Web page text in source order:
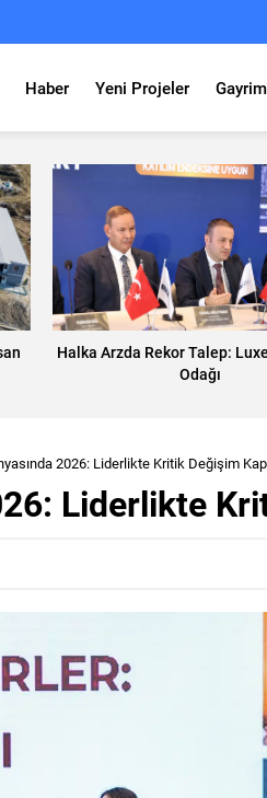
Haber Yeni Projeler
Halka Arzda Rekor Talep:
Odağı
2026: Liderlikte Kritik Değişim
Liderlikte